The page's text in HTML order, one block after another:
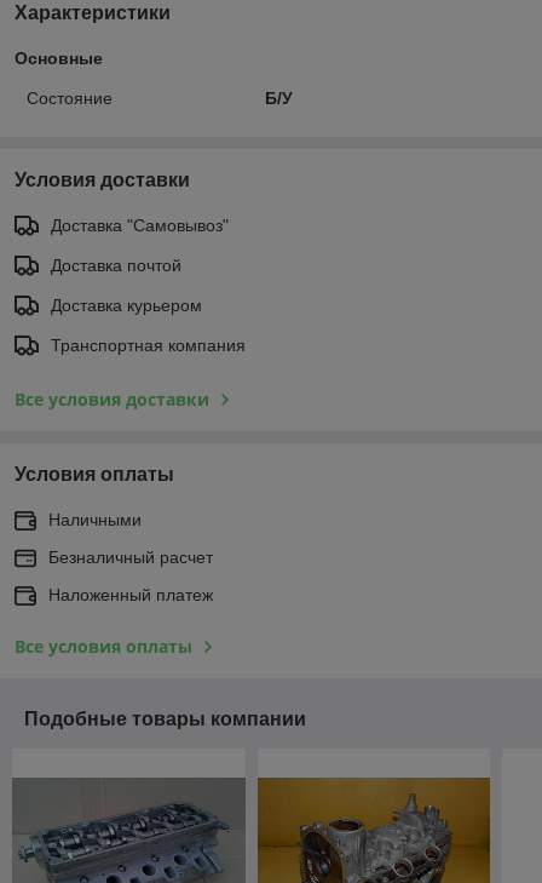
Характеристики
Основные
Состояние Б/У
Условия доставки
Доставка "Самовывоз"
Доставка почтой
Доставка курьером
Транспортная компания
Все условия доставки
Условия оплаты
Наличными
Безналичный расчет
Наложенный платеж
Все условия оплаты
Подобные товары компании